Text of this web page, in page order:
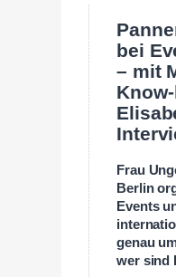
bei
– mit
Frau
Berlin
Events
genau
wer sind